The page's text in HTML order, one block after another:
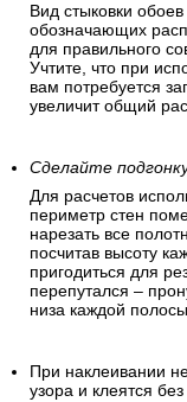
Вид стыковки обоев
обозначающих
для правильного
Учтите, что при
вам потребуется
увеличит общий
Сделайте
Для расчетов
периметр стен
нарезать все
посчитав высоту
пригодиться для
перепутался –
низа каждой
При наклеивании
узора и клеятся